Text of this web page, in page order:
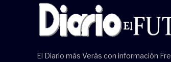
El Diario más Verás con información